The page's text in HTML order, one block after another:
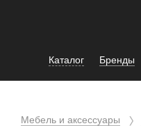
Каталог Бренды
Мебель и аксессуары